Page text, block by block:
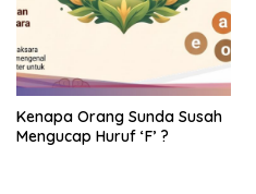
Kenapa Orang Sunda Susah
Mengucap Huruf ‘F’ ?